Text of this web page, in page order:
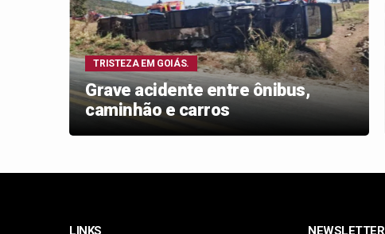
TRISTEZA EM GOIÁS.
Grave acidente entre ônibus,
caminhão e carros
LINKS NEWSLETTER